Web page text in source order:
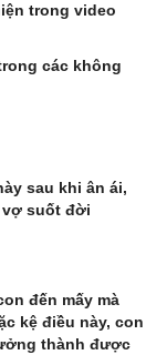
trong video
các không
sau khi ân ái,
suốt đời
đến mấy mà
kệ điều này, con
thành được